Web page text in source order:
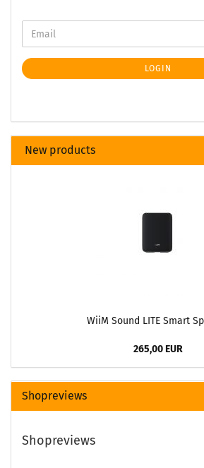
LOGIN
New products
WiiM Sound LITE Smart
265,00 EUR
Shopreviews
Shopreviews